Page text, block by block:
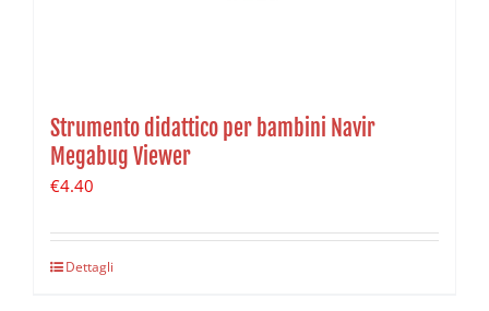
Strumento didattico per bambini Navir
Megabug Viewer
€4.40
Dettagli